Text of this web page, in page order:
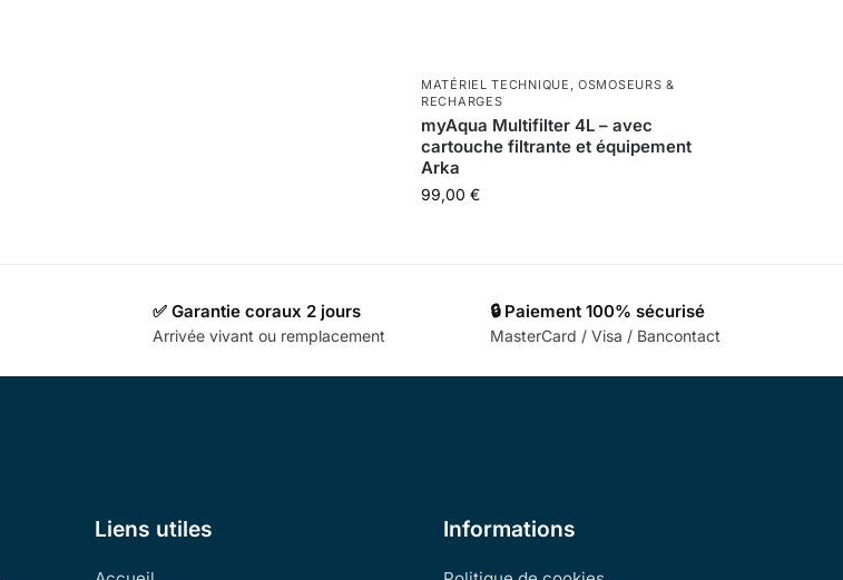
MATÉRIEL TECHNIQUE ,OSMOSEURS &
RECHARGES
myAqua Multifilter 4L – avec
cartouche filtrante et équipement
Arka
99,00€
✅ Garantie coraux 2 jours
Arrivée vivant ou remplacement
🔒 Paiement 100% sécurisé
MasterCard / Visa / Bancontact
Liens utiles Informations